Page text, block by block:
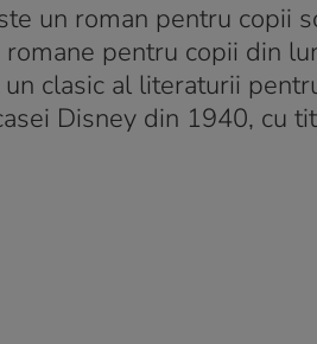
un roman pentru copii
pentru copii din
clasic al literaturii
Disney din 1940, cu